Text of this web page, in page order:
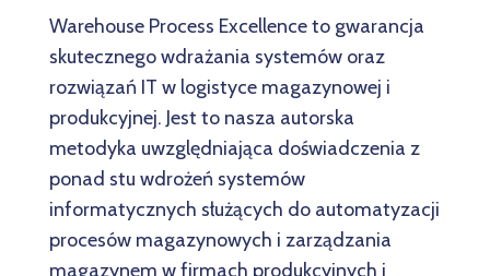
Warehouse Process Excellence to gwarancja
skutecznego wdrażania systemów oraz
rozwiązań IT w logistyce magazynowej i
produkcyjnej. Jest to nasza autorska
metodyka uwzględniająca doświadczenia z
ponad stu wdrożeń systemów
informatycznych służących do automatyzacji
procesów magazynowych i zarządzania
magazynem w firmach produkcyjnych i